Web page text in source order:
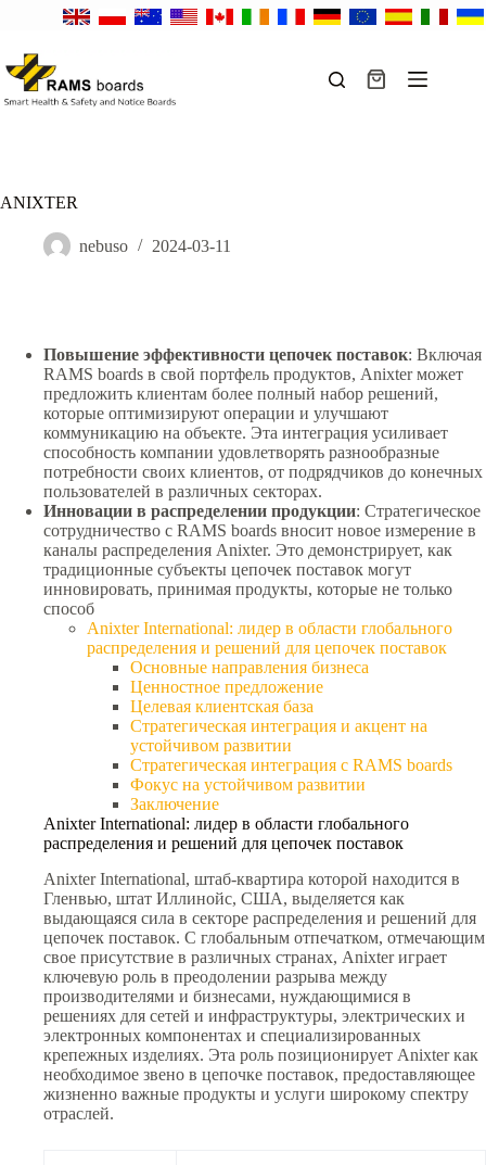
Корзина
ANIXTER
nebuso 2024-03-11
Повышение эффективности цепочек поставок: Включая
RAMS boards в свой портфель продуктов, Anixter может
предложить клиентам более полный набор решений,
которые оптимизируют операции и улучшают
коммуникацию на объекте. Эта интеграция усиливает
способность компании удовлетворять разнообразные
потребности своих клиентов, от подрядчиков до конечных
пользователей в различных секторах.
Инновации в распределении продукции: Стратегическое
сотрудничество с RAMS boards вносит новое измерение в
каналы распределения Anixter. Это демонстрирует, как
традиционные субъекты цепочек поставок могут
инновировать, принимая продукты, которые не только
способ
Anixter International: лидер в области глобального
распределения и решений для цепочек поставок
Основные направления бизнеса
Ценностное предложение
Целевая клиентская база
Стратегическая интеграция и акцент на
устойчивом развитии
Стратегическая интеграция с RAMS boards
Фокус на устойчивом развитии
Заключение
Anixter International: лидер в области глобального
распределения и решений для цепочек поставок
Anixter International, штаб-квартира которой находится в
Гленвью, штат Иллинойс, США, выделяется как
выдающаяся сила в секторе распределения и решений для
цепочек поставок. С глобальным отпечатком, отмечающим
свое присутствие в различных странах, Anixter играет
ключевую роль в преодолении разрыва между
производителями и бизнесами, нуждающимися в
решениях для сетей и инфраструктуры, электрических и
электронных компонентах и специализированных
крепежных изделиях. Эта роль позиционирует Anixter как
необходимое звено в цепочке поставок, предоставляющее
жизненно важные продукты и услуги широкому спектру
отраслей.